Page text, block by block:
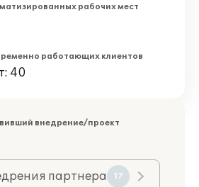
рабочих мест
работающих клиентов
40
внедрение/проект
партнера 17